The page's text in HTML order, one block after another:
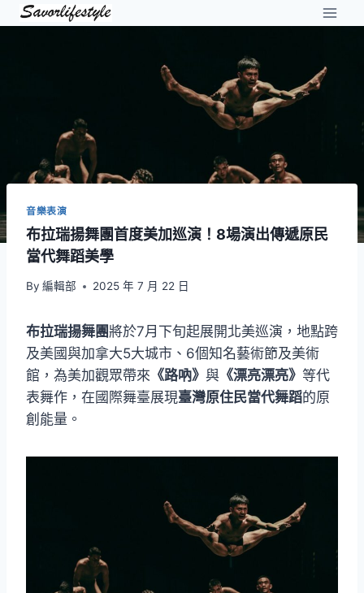
Skip
音樂表演
布拉瑞揚舞團首度美加巡演！8場演出傳遞原民
當代舞蹈美學
By 編輯部 2025 年 7 月 22 日
布拉瑞揚舞團將於7月下旬起展開北美巡演，地點跨
及美國與加拿大5大城市、6個知名藝術節及美術
館，為美加觀眾帶來 《路吶》 與 《漂亮漂亮》 等代
表舞作，在國際舞臺展現臺灣原住民當代舞蹈的原
創能量。